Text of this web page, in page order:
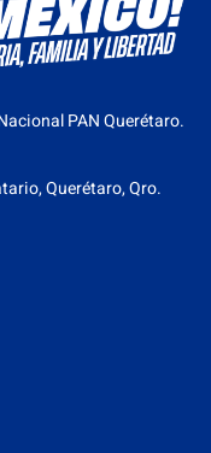
PAN Querétaro.
Querétaro, Qro.